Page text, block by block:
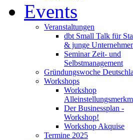
Events
Veranstaltungen
dbt Small Talk für
& junge
Seminar Zeit- und
Selbstmanagement
Gründungswoche
Workshops
Workshop
Der Businessplan -
Workshop!
Workshop Akquise
Termine 2025